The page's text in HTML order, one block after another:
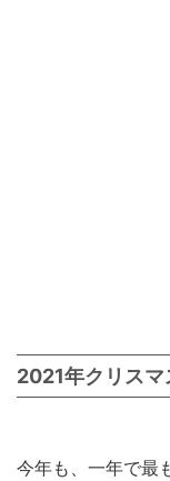
2021年クリス
今年も、一年で最